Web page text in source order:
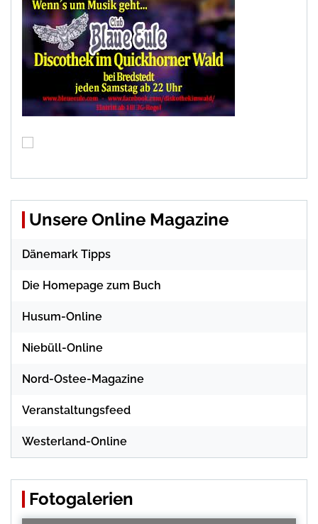
Unsere Online Magazine
Dänemark Tipps
Die Homepage zum Buch
Husum-Online
Niebüll-Online
Nord-Ostee-Magazine
Veranstaltungsfeed
Westerland-Online
Fotogalerien